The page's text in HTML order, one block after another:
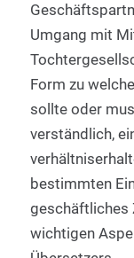
Umgang mit
Form zu
sollte oder
verständlich,
bestimmten
geschäftliches
wichtigen